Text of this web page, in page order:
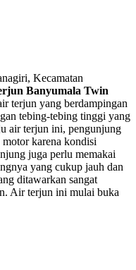
Kecamatan
Banyumala Twin
terjun yang berdampingan
tebing-tebing tinggi yang
air terjun ini, pengunjung
karena kondisi
juga perlu memakai
yang cukup jauh dan
ditawarkan sangat
Air terjun ini mulai buka